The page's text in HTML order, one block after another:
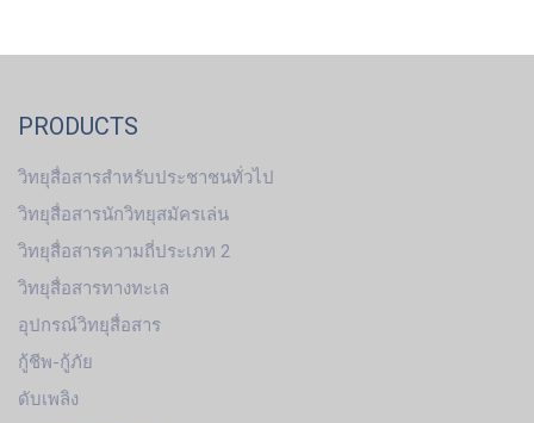
PRODUCTS
วิทยุสื่อสารสำหรับประชาชนทั่วไป
วิทยุสื่อสารนักวิทยุสมัครเล่น
วิทยุสื่อสารความถี่ประเภท 2
วิทยุสื่อสารทางทะเล
อุปกรณ์วิทยุสื่อสาร
กู้ชีพ-กู้ภัย
ดับเพลิง